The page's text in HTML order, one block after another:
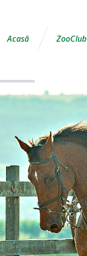
Acasă ZooClub